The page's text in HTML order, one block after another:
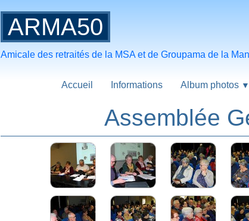
ARMA50
Amicale des retraités de la MSA et de Groupama de la
Accueil Informations Album photos ▼
Assemblée